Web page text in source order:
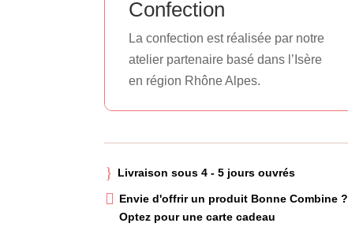
Confection
La confection est réalisée par notre
atelier partenaire basé dans l’Isère
en région Rhône Alpes.
} Livraison sous 4 - 5 jours ouvrés
 Envie d'offrir un produit Bonne Combine ?
Optez pour une carte cadeau